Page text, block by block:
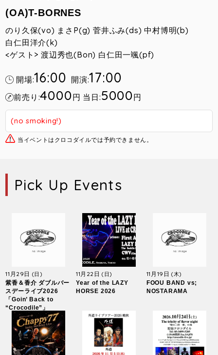
(OA)T-BORNES
のり久保(vo) まさP(g) 菅井ふみ(ds) 中村博明(b)
白仁田洋介(k)
<ゲスト> 渡辺秀也(Bon) 白仁田一颯(pf)
開場:16:00 開演:17:00
前売り:4000円 当日:5000円
(no smoking!)
当イベントはクロコダイルでは予約できません。
Pick Up Events
11月29日 (日)
紫香＆香介 ダブルバー
スデーライブ2026
「Goin’ Back to
“Crocodile”」
11月22日(日)
Year of the LAZY
HORSE 2026
11月19日 (木)
FOOU BAND vs;
NOSTARAMA